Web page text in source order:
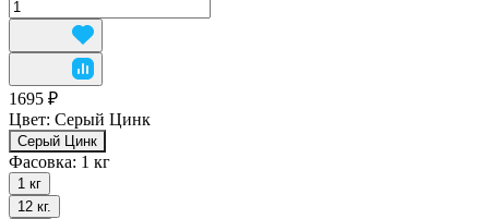
1695 ₽
Цвет: Серый Цинк
Серый Цинк
Фасовка: 1 кг
1 кг
12 кг.